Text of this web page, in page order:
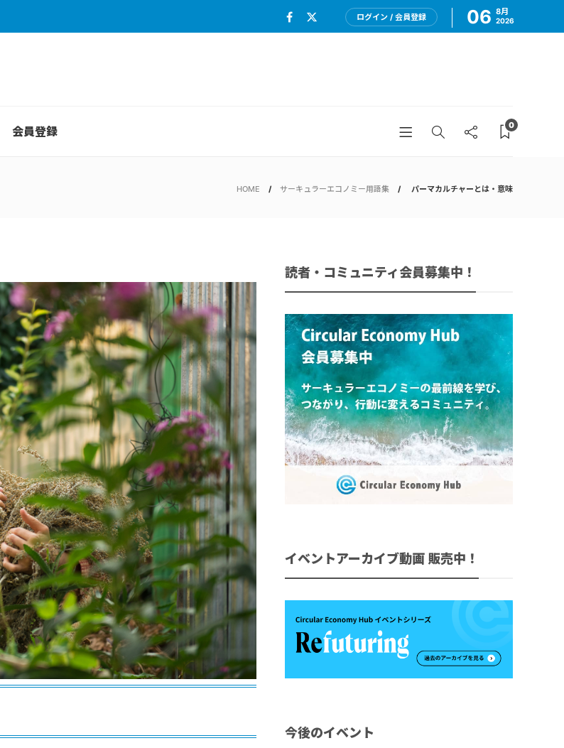
ログイン / 会員登録 06 8月
2026
会員登録 0
HOME サーキュラーエコノミー用語集 パーマカルチャーとは・意味
読者・コミュニティ会員募集中！
イベントアーカイブ動画 販売中！
今後のイベント